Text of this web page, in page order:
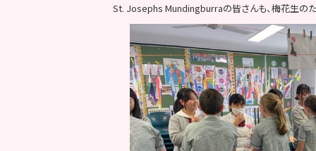
St. Josephs Mundingburraの皆さんも、梅花生の